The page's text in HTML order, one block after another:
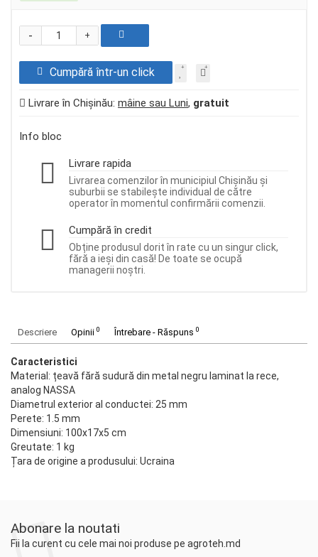
+
-
Cumpără într-un click
Livrare în Chișinău: mâine sau Luni, gratuit
Info bloc
Livrare rapida
Livrarea comenzilor în municipiul Chișinău și
suburbii se stabilește individual de către
operator în momentul confirmării comenzii.
Cumpără în credit
Obține produsul dorit în rate cu un singur click,
fără a ieși din casă! De toate se ocupă
managerii noștri.
Descriere Opinii 0 Întrebare - Răspuns 0
Caracteristici
Material: țeavă fără sudură din metal negru laminat la rece,
analog NASSA
Diametrul exterior al conductei: 25 mm
Perete: 1.5 mm
Dimensiuni: 100x17x5 cm
Greutate: 1 kg
Țara de origine a produsului: Ucraina
Abonare la noutati
Fii la curent cu cele mai noi produse pe agroteh.md